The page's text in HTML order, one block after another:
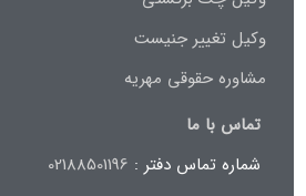
وکیل تغییر جنیست
مشاوره حقوقی مهریه
تماس با ما
شماره تماس دفتر : 02188501196